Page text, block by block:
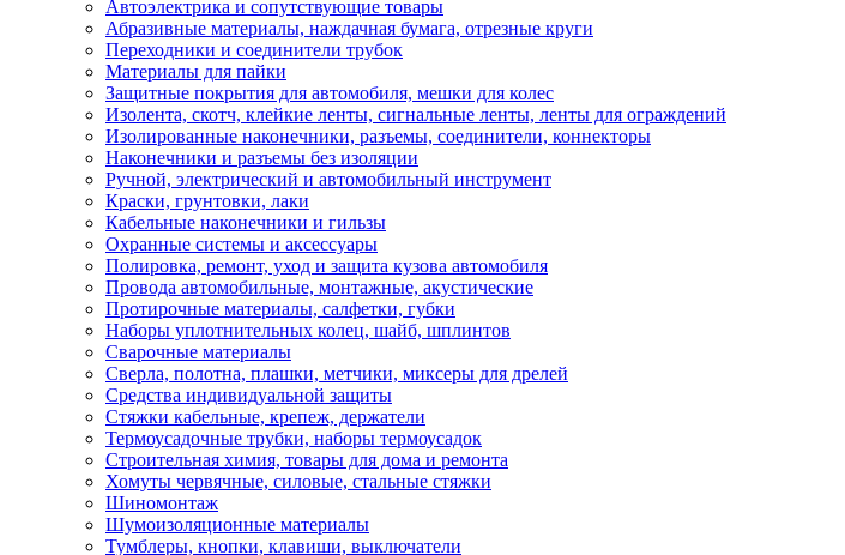
Автоэлектрика и сопутствующие товары
Абразивные материалы, наждачная бумага, отрезные круги
Переходники и соединители трубок
Материалы для пайки
Защитные покрытия для автомобиля, мешки для колес
Изолента, скотч, клейкие ленты, сигнальные ленты, ленты для ограждений
Изолированные наконечники, разъемы, соединители, коннекторы
Наконечники и разъемы без изоляции
Ручной, электрический и автомобильный инструмент
Краски, грунтовки, лаки
Кабельные наконечники и гильзы
Охранные системы и аксессуары
Полировка, ремонт, уход и защита кузова автомобиля
Провода автомобильные, монтажные, акустические
Протирочные материалы, салфетки, губки
Наборы уплотнительных колец, шайб, шплинтов
Сварочные материалы
Сверла, полотна, плашки, метчики, миксеры для дрелей
Средства индивидуальной защиты
Стяжки кабельные, крепеж, держатели
Термоусадочные трубки, наборы термоусадок
Строительная химия, товары для дома и ремонта
Хомуты червячные, силовые, стальные стяжки
Шиномонтаж
Шумоизоляционные материалы
Тумблеры, кнопки, клавиши, выключатели